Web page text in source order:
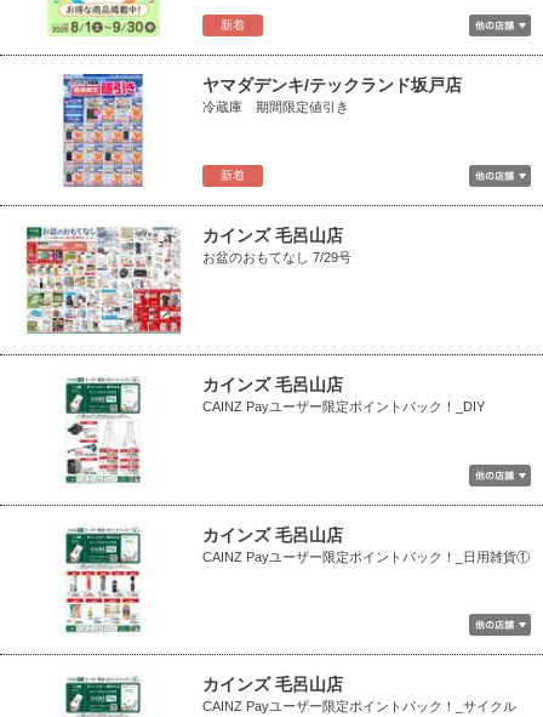
新着
新着
ヤマダデンキ/テックランド坂戸店
冷蔵庫 期間限定値引き
カインズ 毛呂山店
お盆のおもてなし 7/29号
カインズ 毛呂山店
CAINZ Payユーザー限定ポイントバック！_DIY
カインズ 毛呂山店
CAINZ Payユーザー限定ポイントバック！_日用雑貨①
カインズ 毛呂山店
CAINZ Payユーザー限定ポイントバック！_サイクル